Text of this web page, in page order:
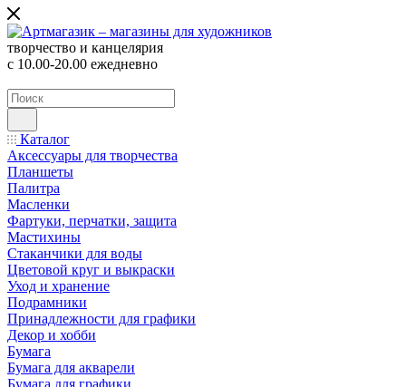
творчество и канцелярия
с 10.00-20.00 ежедневно
Каталог
Аксессуары для творчества
Планшеты
Палитра
Масленки
Фартуки, перчатки, защита
Мастихины
Стаканчики для воды
Цветовой круг и выкраски
Уход и хранение
Подрамники
Принадлежности для графики
Декор и хобби
Бумага
Бумага для акварели
Бумага для графики